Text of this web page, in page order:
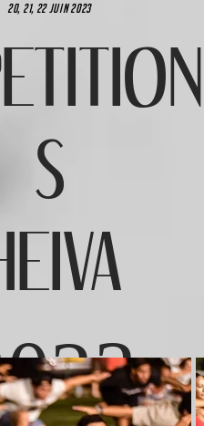
20, 21, 22 juin 2023
S